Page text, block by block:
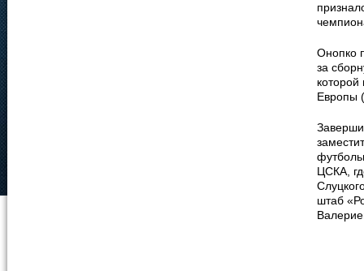
Онопко
за
Европы
ЦСКА,
штаб